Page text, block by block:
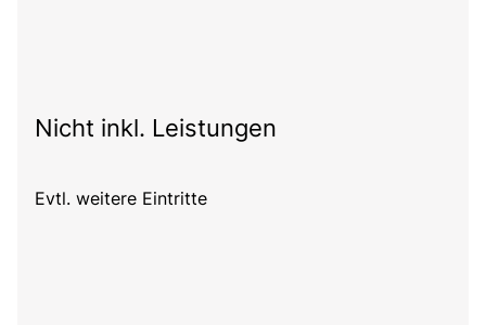
Nicht inkl. Leistungen
Evtl. weitere Eintritte